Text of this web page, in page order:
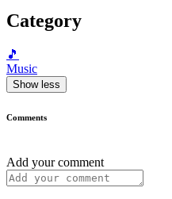
Category
🎵
Music
Show less
Comments
Add your comment